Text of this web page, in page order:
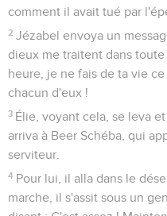
comment il avait tué par
2 Jézabel envoya un
dieux me traitent dans
heure, je ne fais de ta vie
chacun d'eux !
3 Élie, voyant cela, se leva
arriva à Beer Schéba, qui
serviteur.
4 Pour lui, il alla dans le
marche, il s'assit sous un